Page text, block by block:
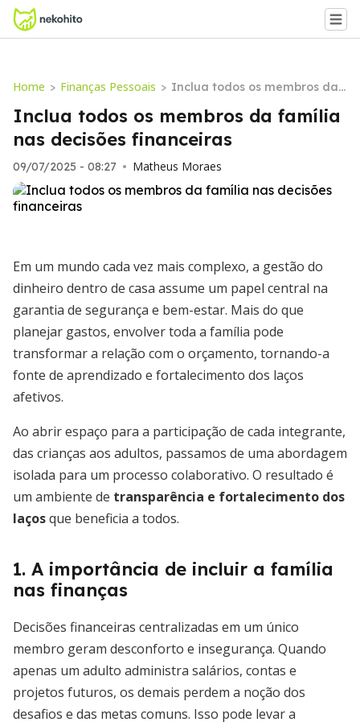
Home > Finanças Pessoais > Inclua todos os membros da f
amília nas decisões financeir
as
Inclua todos os membros da família
nas decisões financeiras
09/07/2025 - 08:27 • Matheus Moraes
Em um mundo cada vez mais complexo, a gestão do
dinheiro dentro de casa assume um papel central na
garantia de segurança e bem-estar. Mais do que
planejar gastos, envolver toda a família pode
transformar a relação com o orçamento, tornando-a
fonte de aprendizado e fortalecimento dos laços
afetivos.
Ao abrir espaço para a participação de cada integrante,
das crianças aos adultos, passamos de uma abordagem
isolada para um processo colaborativo. O resultado é
um ambiente de transparência e fortalecimento dos
laçosque beneficia a todos.
1. A importância de incluir a família
nas finanças
Decisões financeiras centralizadas em um único
membro geram desconforto e insegurança. Quando
apenas um adulto administra salários, contas e
projetos futuros, os demais perdem a noção dos
desafios e das metas comuns. Isso pode levar a